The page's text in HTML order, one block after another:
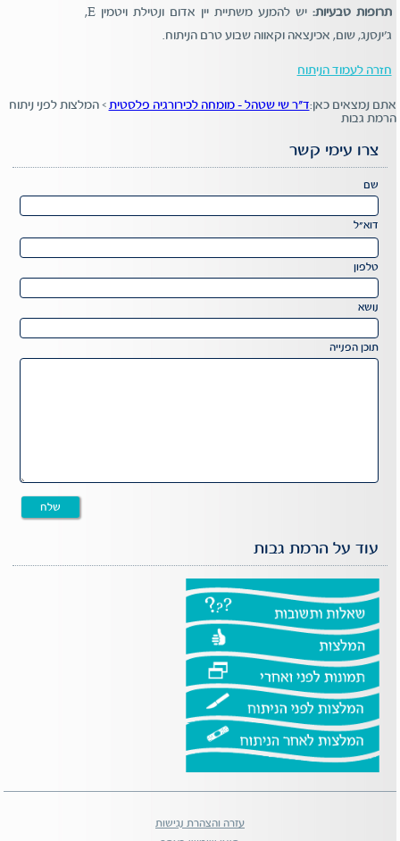
תרופות טבעיות:
יש להמנע משתיית יין אדום ונטילת ויטמין E,
ג'ינסנג, שום, אכינצאה וקאווה שבוע טרם הניתוח.
חזרה לעמוד הניתוח
אתם נמצאים כאן:ד"ר שי שטהל - מומחה לכירורגיה פלסטית >המלצות לפני ניתוח
הרמת גבות
צרו עימי קשר
Please
this
field
empty.
שם
דוא"ל
leave
this
field
empty.
טלפון
נושא
תוכן הפנייה
עוד על הרמת גבות
עזרה והצהרת נגישות